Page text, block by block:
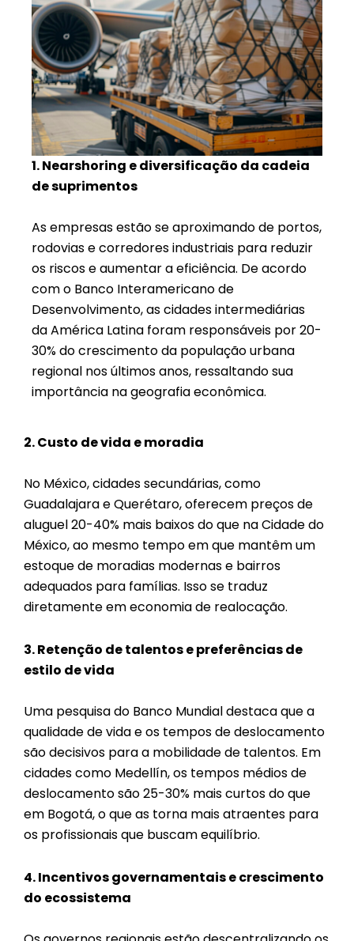
1. Nearshoring e diversificação da cadeia
de suprimentos
As empresas estão se aproximando de portos,
rodovias e corredores industriais para reduzir
os riscos e aumentar a eficiência. De acordo
com o Banco Interamericano de
Desenvolvimento, as cidades intermediárias
da América Latina foram responsáveis por 20-
30% do crescimento da população urbana
regional nos últimos anos, ressaltando sua
importância na geografia econômica.
2. Custo de vida e moradia
No México, cidades secundárias, como
Guadalajara e Querétaro, oferecem preços de
aluguel 20-40% mais baixos do que na Cidade do
México, ao mesmo tempo em que mantêm um
estoque de moradias modernas e bairros
adequados para famílias. Isso se traduz
diretamente em economia de realocação.
3. Retenção de talentos e preferências de
estilo de vida
Uma pesquisa do Banco Mundial destaca que a
qualidade de vida e os tempos de deslocamento
são decisivos para a mobilidade de talentos. Em
cidades como Medellín, os tempos médios de
deslocamento são 25-30% mais curtos do que
em Bogotá, o que as torna mais atraentes para
os profissionais que buscam equilíbrio.
4. Incentivos governamentais e crescimento
do ecossistema